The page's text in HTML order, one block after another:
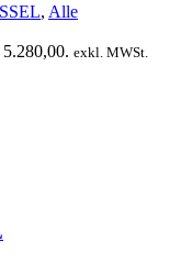
, Alle
exkl. MWSt.